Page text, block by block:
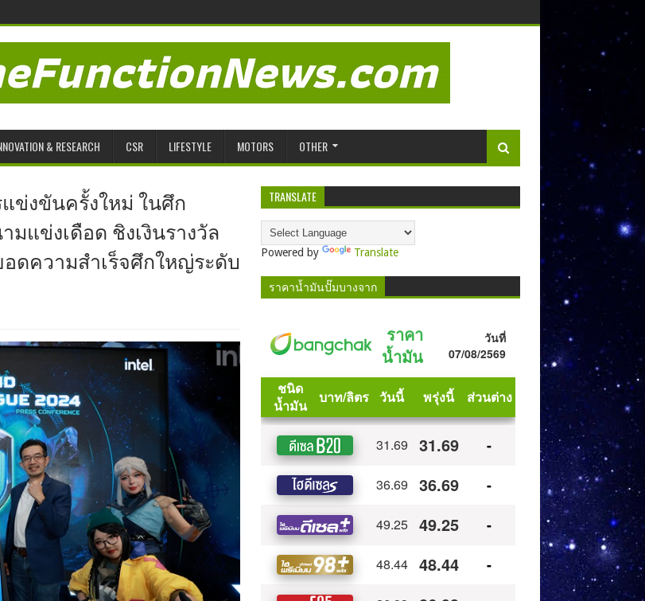
& RESEARCH CSR LIFESTYLE MOTORS OTHER
แข่งขันครั้งใหม่ ในศึก
นามแข่งเดือด ชิงเงินรางวัล
ดความสำเร็จศึกใหญ่ระดับ
TRANSLATE
Powered by Translate
ราคาน้ำมันปั๊มบางจาก